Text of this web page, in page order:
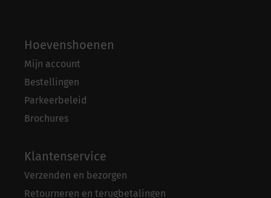
Hoevenshoenen
Mijn account
Bestellingen
Parkeerbeleid
Brochures
Klantenservice
Verzenden en bezorgen
Retourneren en terugbetalingen